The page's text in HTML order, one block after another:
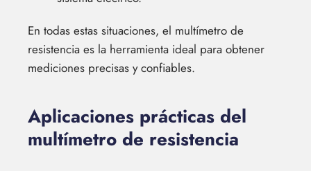
En todas estas situaciones, el multímetro de
resistencia es la herramienta ideal para obtener
mediciones precisas y confiables.
Aplicaciones prácticas del
multímetro de resistencia